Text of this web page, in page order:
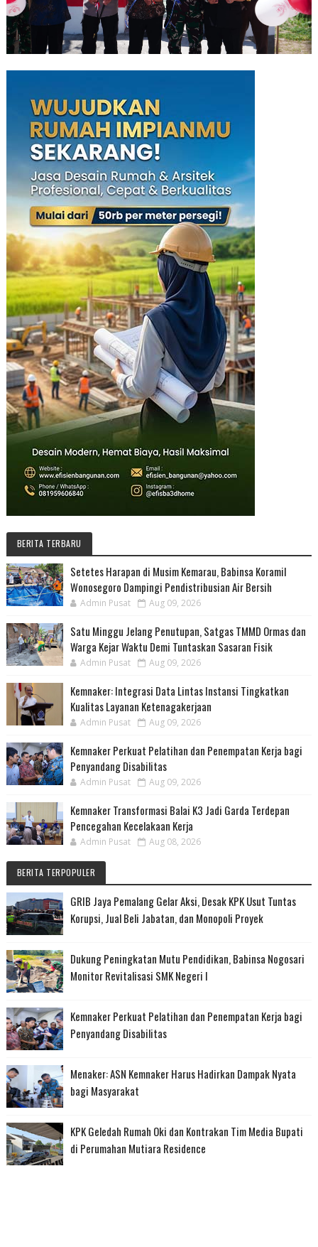
BERITA TERBARU
Setetes Harapan di Musim Kemarau, Babinsa Koramil
Wonosegoro Dampingi Pendistribusian Air Bersih
Admin Pusat Aug 09, 2026
Satu Minggu Jelang Penutupan, Satgas TMMD Ormas dan
Warga Kejar Waktu Demi Tuntaskan Sasaran Fisik
Admin Pusat Aug 09, 2026
Kemnaker: Integrasi Data Lintas Instansi Tingkatkan
Kualitas Layanan Ketenagakerjaan
Admin Pusat Aug 09, 2026
Kemnaker Perkuat Pelatihan dan Penempatan Kerja bagi
Penyandang Disabilitas
Admin Pusat Aug 09, 2026
Kemnaker Transformasi Balai K3 Jadi Garda Terdepan
Pencegahan Kecelakaan Kerja
Admin Pusat Aug 08, 2026
BERITA TERPOPULER
GRIB Jaya Pemalang Gelar Aksi, Desak KPK Usut Tuntas
Korupsi, Jual Beli Jabatan, dan Monopoli Proyek
Dukung Peningkatan Mutu Pendidikan, Babinsa Nogosari
Monitor Revitalisasi SMK Negeri I
Kemnaker Perkuat Pelatihan dan Penempatan Kerja bagi
Penyandang Disabilitas
Menaker: ASN Kemnaker Harus Hadirkan Dampak Nyata
bagi Masyarakat
KPK Geledah Rumah Oki dan Kontrakan Tim Media Bupati
di Perumahan Mutiara Residence